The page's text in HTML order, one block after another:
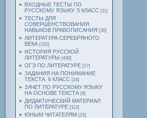
ВХОДНЫЕ ТЕСТЫ ПО
РУССКОМУ ЯЗЫКУ. 5 КЛАСС [11]
ТЕСТЫ ДЛЯ
СОВЕРШЕНСТВОВАНИЯ
НАВЫКОВ ПРАВОПИСАНИЯ [30]
ЛИТЕРАТУРА СЕРЕБРЯНОГО
ВЕКА [102]
ИСТОРИЯ РУССКОЙ
ЛИТЕРАТУРЫ [436]
ОГЭ ПО ЛИТЕРАТУРЕ [17]
ЗАДАНИЯ НА ПОНИМАНИЕ
ТЕКСТА. 6 КЛАСС [24]
ЗАЧЕТ ПО РУССКОМУ ЯЗЫКУ
НА ОСНОВЕ ТЕКСТА [8]
ДИДАКТИЧЕСКИЙ МАТЕРИАЛ
ПО ЛИТЕРАТУРЕ [113]
ЮНЫМ ЧИТАТЕЛЯМ [25]